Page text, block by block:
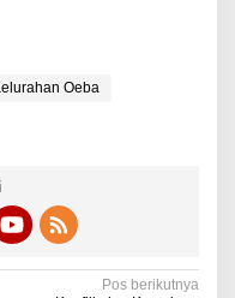
Oeba
Pos berikutnya